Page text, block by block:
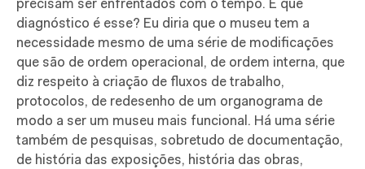
precisam ser enfrentados com o tempo. E que
diagnóstico é esse? Eu diria que o museu tem a
necessidade mesmo de uma série de modificações
que são de ordem operacional, de ordem interna, que
diz respeito à criação de fluxos de trabalho,
protocolos, de redesenho de um organograma de
modo a ser um museu mais funcional. Há uma série
também de pesquisas, sobretudo de documentação,
de história das exposições, história das obras,